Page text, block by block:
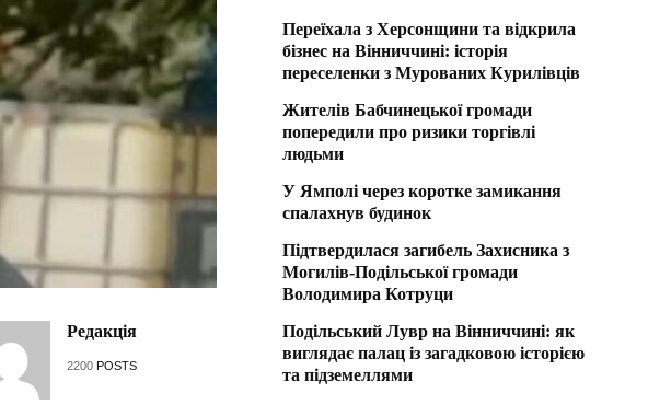
Редакція
2200 POSTS
Переїхала з Херсонщини та відкрила
бізнес на Вінниччині: історія
переселенки з Мурованих Курилівців
Жителів Бабчинецької громади
попередили про ризики торгівлі
людьми
У Ямполі через коротке замикання
спалахнув будинок
Підтвердилася загибель Захисника з
Могилів-Подільської громади
Володимира Котруци
Подільський Лувр на Вінниччині: як
виглядає палац із загадковою історією
та підземеллями